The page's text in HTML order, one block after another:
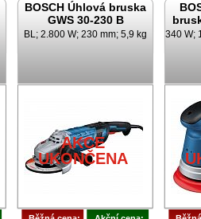
BOSCH Úhlová bruska
GWS 30-230 B
BL; 2.800 W; 230 mm; 5,9 kg
AKCE
UKONČENA
340 W;